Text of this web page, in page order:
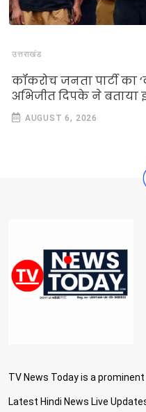
उत्तराखंड
कॉकरोच जनता पार्टी का
अभिजीत दिपके ने
AUGUST 6, 2026
TV News Today is a
Latest Hindi News Live